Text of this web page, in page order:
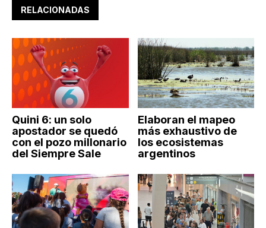
RELACIONADAS
Quini 6: un solo
apostador se quedó
con el pozo millonario
del Siempre Sale
Elaboran el mapeo
más exhaustivo de
los ecosistemas
argentinos